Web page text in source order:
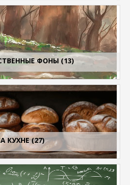
ФОНЫ (13)
КУХНЕ (27)